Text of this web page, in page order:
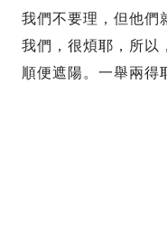
我們不要理，但他們
我們，很煩耶，所以
順便遮陽。一舉兩得